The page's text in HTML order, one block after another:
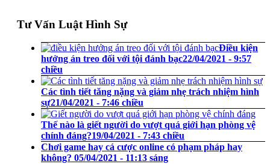
Tư Vấn Luật Hình Sự
Điều kiện
hưởng án treo đối với tội đánh bạc22/04/2021 - 9:57
chiều
Các tình tiết tăng nặng và giảm nhẹ trách nhiệm hình
sự21/04/2021 - 7:46 chiều
Thế nào là giết người do vượt quá giới hạn phòng vệ
chính đáng?19/04/2021 - 7:43 chiều
Chơi game hay cá cược online có phạm pháp hay
không? 05/04/2021 - 11:13 sáng